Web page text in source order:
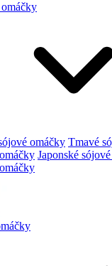
omáčky Tmavé
Japonské